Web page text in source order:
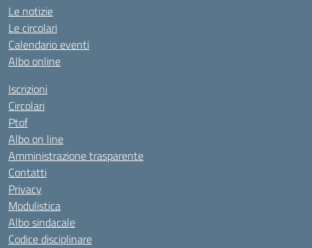
Le notizie
Le circolari
Calendario eventi
Albo online
Iscrizioni
Circolari
Ptof
Albo on line
Amministrazione trasparente
Contatti
Privacy
Modulistica
Albo sindacale
Codice disciplinare